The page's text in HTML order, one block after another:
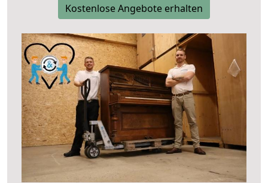
Kostenlose Angebote erhalten